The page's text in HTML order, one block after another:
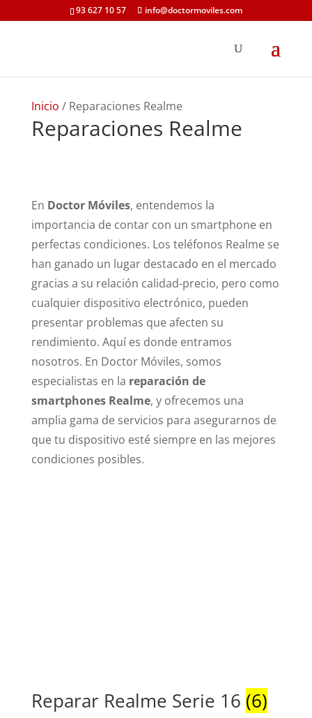
93 627 10 57 info@doctormoviles.com
Inicio / Reparaciones Realme
Reparaciones Realme
En Doctor Móviles, entendemos la
importancia de contar con un smartphone en
perfectas condiciones. Los teléfonos Realme se
han ganado un lugar destacado en el mercado
gracias a su relación calidad-precio, pero como
cualquier dispositivo electrónico, pueden
presentar problemas que afecten su
rendimiento. Aquí es donde entramos
nosotros. En Doctor Móviles, somos
especialistas en la reparación de
smartphones Realme, y ofrecemos una
amplia gama de servicios para asegurarnos de
que tu dispositivo esté siempre en las mejores
condiciones posibles.
Reparar Realme Serie 16 (6)